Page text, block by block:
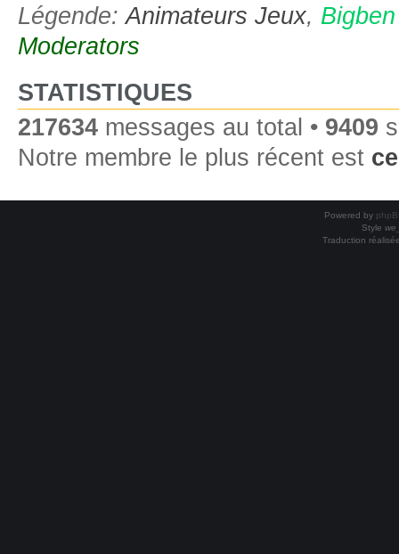
Légende:Animateurs Jeux,
Moderators
STATISTIQUES
217634 messages au total • 9409
Notre membre le plus récent est
Powered by
Style
Traduction